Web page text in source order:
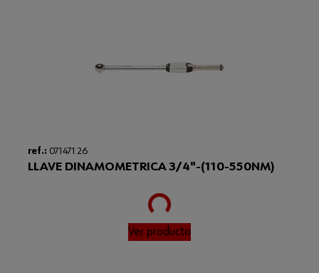
ref.: 071471 26
LLAVE DINAMOMETRICA 3/4"-(110-550NM)
Loading...
Ver producto